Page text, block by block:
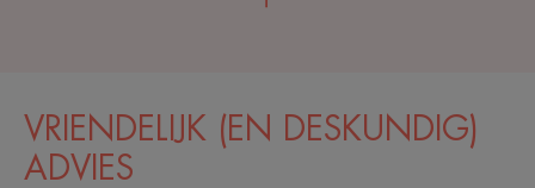
VRIENDELIJK (EN DESKUNDIG)
ADVIES